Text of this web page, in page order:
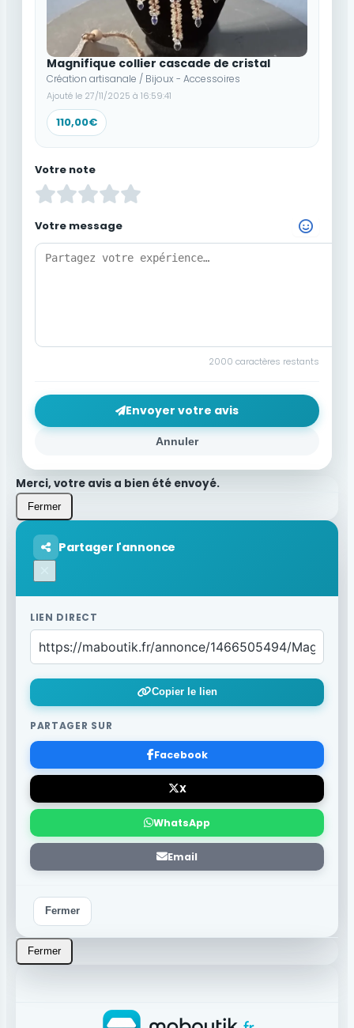
Magnifique collier cascade de cristal
Création artisanale / Bijoux - Accessoires
Ajouté le 27/11/2025 à 16:59:41
110,00€
Votre note
Votre message
Choisir un Emoji
2000 caractères restants
Annuler
Envoyer votre avis
Merci, votre avis a bien été envoyé.
Fermer
Partager l'annonce
LIEN DIRECT
Copier le lien
PARTAGER SUR
Facebook
X
WhatsApp
Email
Fermer
Fermer